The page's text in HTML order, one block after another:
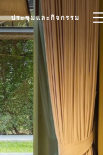
ประชุมและกิจกรรม